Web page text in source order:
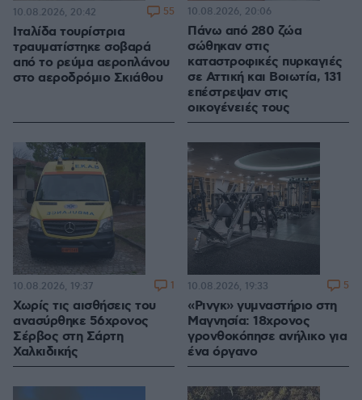
Ιταλίδα τουρίστρια
τραυματίστηκε σοβαρά
από το ρεύμα αεροπλάνου
στο αεροδρόμιο Σκιάθου
10.08.2026, 20:42 55
Πάνω από 280 ζώα
σώθηκαν στις
καταστροφικές πυρκαγιές
σε Αττική και Βοιωτία, 131
επέστρεψαν στις
οικογένειές τους
10.08.2026, 20:06
Χωρίς τις αισθήσεις του
ανασύρθηκε 56χρονος
Σέρβος στη Σάρτη
Χαλκιδικής
10.08.2026, 19:37 1
«Ρινγκ» γυμναστήριο στη
Μαγνησία: 18χρονος
γρονθοκόπησε ανήλικο για
ένα όργανο
10.08.2026, 19:33 5